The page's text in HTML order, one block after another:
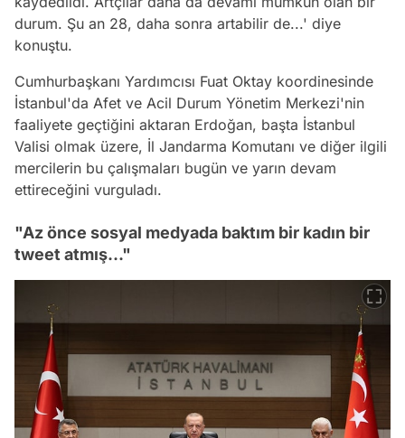
durum. Şu an 28, daha sonra artabilir de...' diye
konuştu.
Cumhurbaşkanı Yardımcısı Fuat Oktay koordinesinde
İstanbul'da Afet ve Acil Durum Yönetim Merkezi'nin
faaliyete geçtiğini aktaran Erdoğan, başta İstanbul
Valisi olmak üzere, İl Jandarma Komutanı ve diğer ilgili
mercilerin bu çalışmaları bugün ve yarın devam
ettireceğini vurguladı.
"Az önce sosyal medyada baktım bir kadın bir
tweet atmış..."